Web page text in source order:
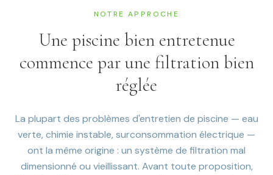
NOTRE APPROCHE
Une piscine bien entretenue
commence par une filtration bien
réglée
La plupart des problèmes d'entretien de piscine — eau
verte, chimie instable, surconsommation électrique —
ont la même origine : un système de filtration mal
dimensionné ou vieillissant. Avant toute proposition,